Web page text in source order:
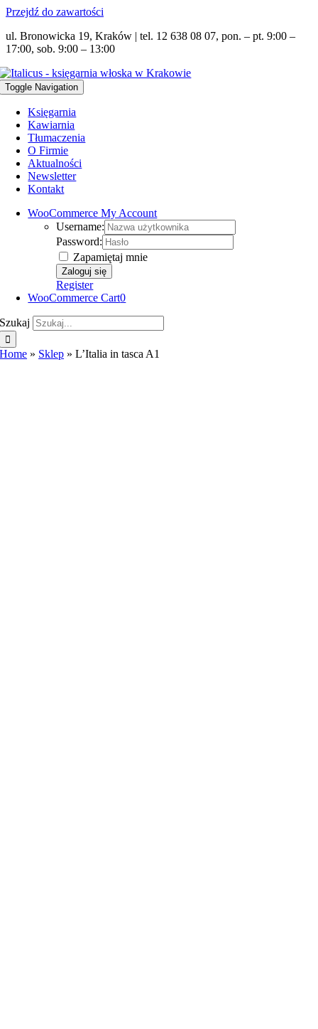
Przejdź do zawartości
ul. Bronowicka 19, Kraków | tel. 12 638 08 07, pon. – pt. 9:00 –
17:00, sob. 9:00 – 13:00
Toggle Navigation
Księgarnia
Kawiarnia
Tłumaczenia
O Firmie
Aktualności
Newsletter
Kontakt
WooCommerce My Account
Username:
Password:
Zapamiętaj mnie
Register
WooCommerce Cart0
Szukaj
Home » Sklep »L’Italia in tasca A1